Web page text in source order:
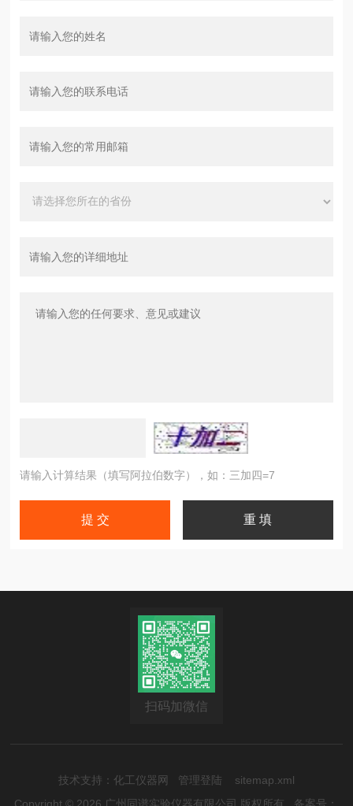
请输入计算结果（填写阿拉伯数字），如：三加四=7
扫码加微信
技术支持： 化工仪器网 管理登陆
sitemap.xml